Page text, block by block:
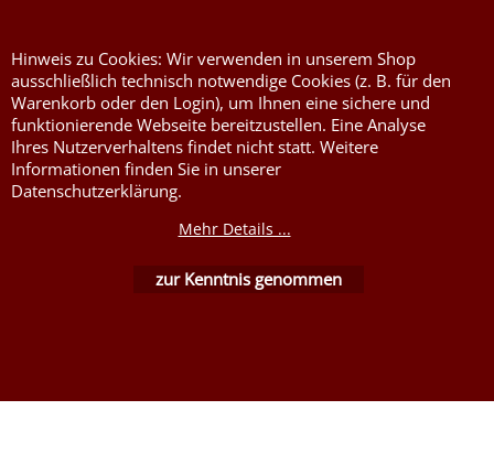
Hinweis zu Cookies: Wir verwenden in unserem Shop
ausschließlich technisch notwendige Cookies (z. B. für den
Warenkorb oder den Login), um Ihnen eine sichere und
funktionierende Webseite bereitzustellen. Eine Analyse
Ihres Nutzerverhaltens findet nicht statt. Weitere
Informationen finden Sie in unserer
Datenschutzerklärung.
Mehr Details ...
zur Kenntnis genommen